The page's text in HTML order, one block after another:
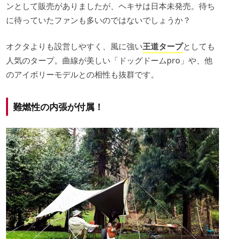
ンとして販売がありましたが、ヘキサは日本未発売。待ち
に待っていたファンも多いのではないでしょうか？
オクタよりも設営しやすく、風に強い王道タープとしても
人気のタープ。曲線が美しい「ドッグドームpro」や、他
のアイボリーモデルとの相性も抜群です。
難燃性の内張が付属！